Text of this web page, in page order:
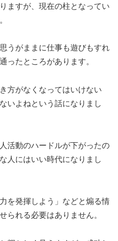
ますが、現在の柱となってい
うがままに仕事も遊びもすれ
ったところがあります。
方がなくなってはいけない
いよねという話になりまし
活動のハードルが下がったの
人にはいい時代になりまし
を発揮しよう」などと煽る情
られる必要はありません。